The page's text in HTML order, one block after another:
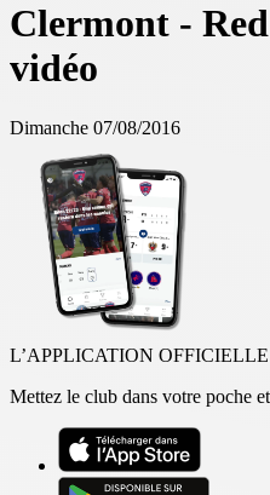
Clermont -
vidéo
Dimanche 07/08/2016
L’APPLICATION
Mettez le club dans votre poche